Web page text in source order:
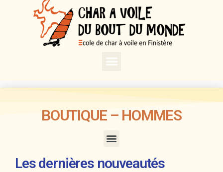
BOUTIQUE – HOMMES
Les dernières nouveautés